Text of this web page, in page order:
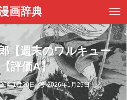
画辞典
【週末のワルキュー
評価A】
年1月29日 2026年1月29日